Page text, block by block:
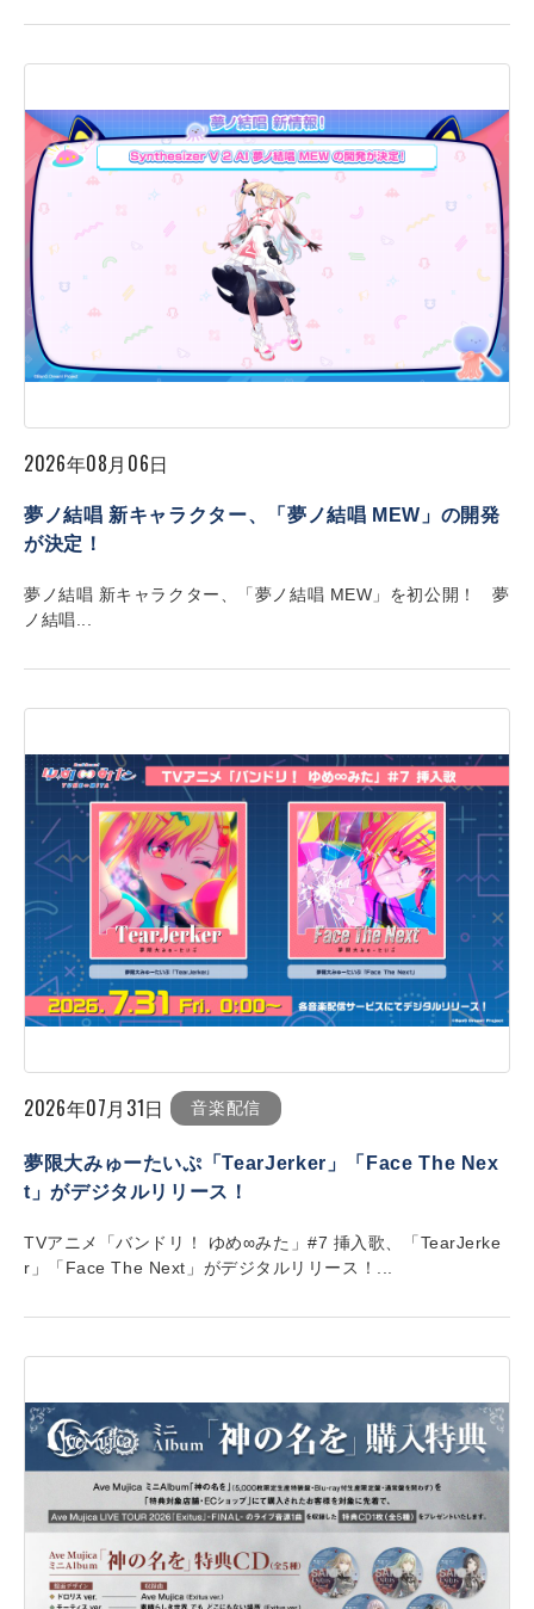
2026年08月06日
夢ノ結唱 新キャラクター、「夢ノ結唱 MEW」の開発
が決定！
夢ノ結唱 新キャラクター、「夢ノ結唱 MEW」を初公開！ 夢
ノ結唱...
2026年07月31日 音楽配信
夢限大みゅーたいぷ「TearJerker」「Face The Nex
t」がデジタルリリース！
TVアニメ「バンドリ！ ゆめ∞みた」#7 挿入歌、「TearJerke
r」「Face The Next」がデジタルリリース！...